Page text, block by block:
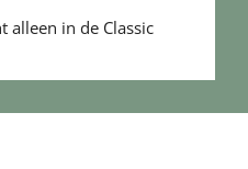
alleen in de Classic